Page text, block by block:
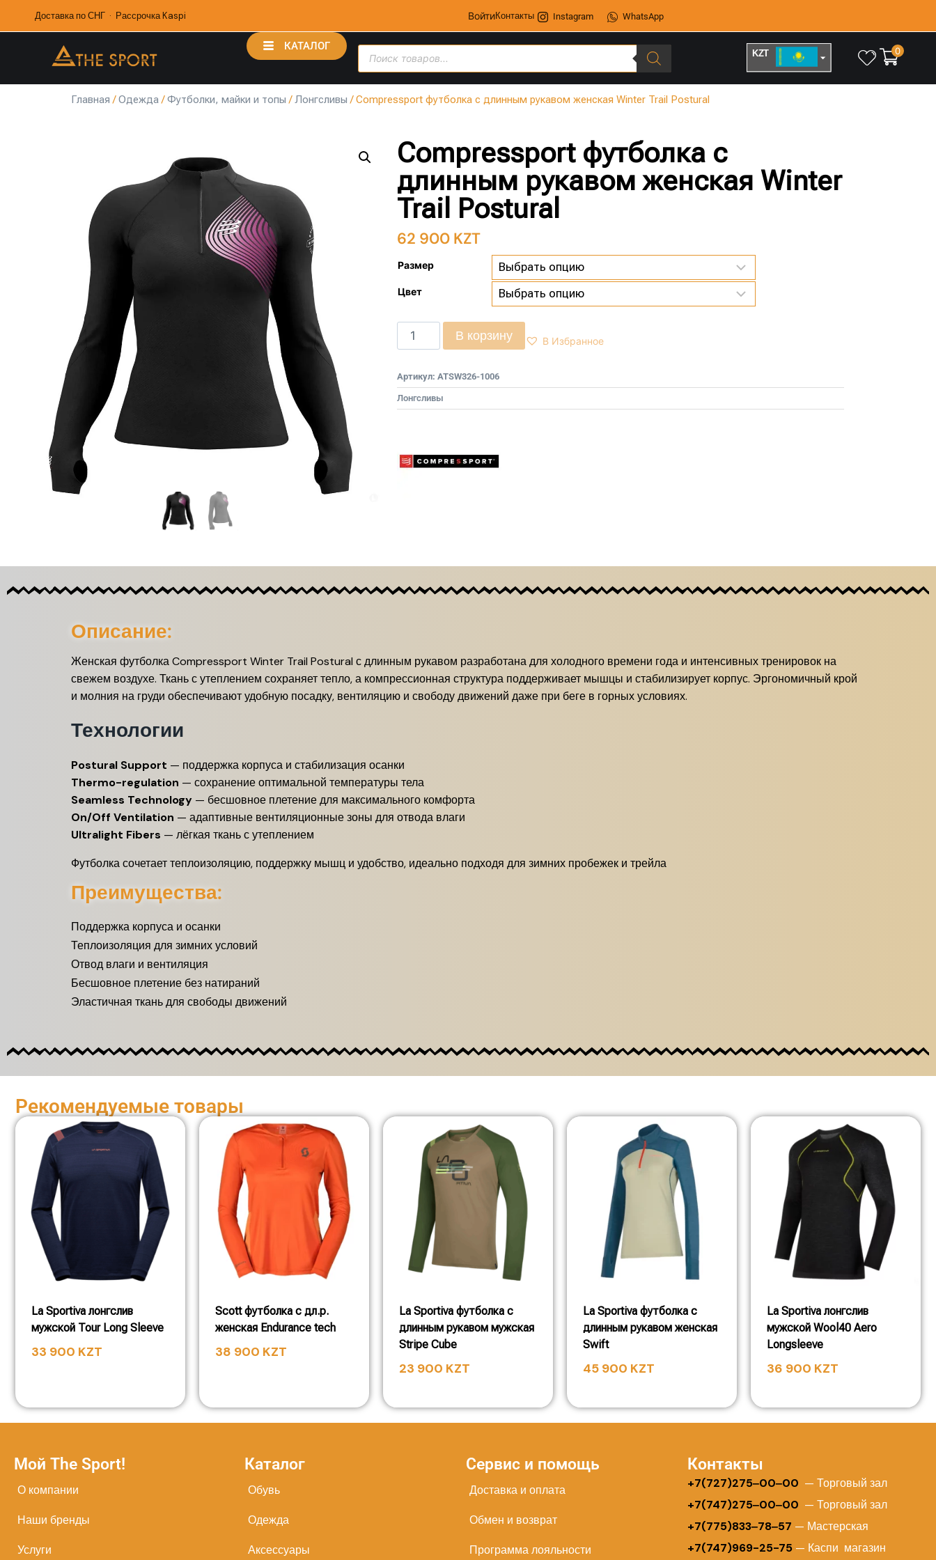
Доставка по СНГ · Рассрочка Kaspi ВойтиКонтакты Instagram WhatsApp
КАТАЛОГ
KZT 0
Главная /Одежда/Футболки, майки и топы /Лонгсливы / Compressport футболка с длинным рукавом женская Winter Trail Postural
Compressport футболка с
длинным рукавом женская Winter
Trail Postural
62 900 KZT
Размер
Цвет
В корзину В Избранное
Артикул: ATSW326-1006
Лонгсливы
Описание:
Женская футболка Compressport Winter Trail Postural с длинным рукавом разработана для холодного времени года и интенсивных тренировок на
свежем воздухе. Ткань с утеплением сохраняет тепло, а компрессионная структура поддерживает мышцы и стабилизирует корпус. Эргономичный крой
и молния на груди обеспечивают удобную посадку, вентиляцию и свободу движений даже при беге в горных условиях.
Технологии
Postural Support — поддержка корпуса и стабилизация осанки
Thermo-regulation — сохранение оптимальной температуры тела
Seamless Technology — бесшовное плетение для максимального комфорта
On/Off Ventilation — адаптивные вентиляционные зоны для отвода влаги
Ultralight Fibers — лёгкая ткань с утеплением
Футболка сочетает теплоизоляцию, поддержку мышц и удобство, идеально подходя для зимних пробежек и трейла
Преимущества:
Поддержка корпуса и осанки
Теплоизоляция для зимних условий
Отвод влаги и вентиляция
Бесшовное плетение без натираний
Эластичная ткань для свободы движений
Рекомендуемые товары
La Sportiva лонгслив
мужской Tour Long Sleeve
33 900 KZT
Scott футболка с дл.р.
женская Endurance tech
38 900 KZT
La Sportiva футболка с
длинным рукавом мужская
Stripe Cube
23 900 KZT
La Sportiva футболка с
длинным рукавом женская
Swift
45 900 KZT
La Sportiva лонгслив
мужской Wool40 Aero
Longsleeve
36 900 KZT
Мой The Sport!
О компании
Наши бренды
Услуги
Каталог
Обувь
Одежда
Аксессуары
Сервис и помощь
Доставка и оплата
Обмен и возврат
Программа лояльности
Контакты
+7(727)275‒00‒00 — Торговый зал
+7(747)275‒00‒00 — Торговый зал
+7(775)833‒78‒57 — Мастерская
+7(747)969-25-75— Каспи магазин